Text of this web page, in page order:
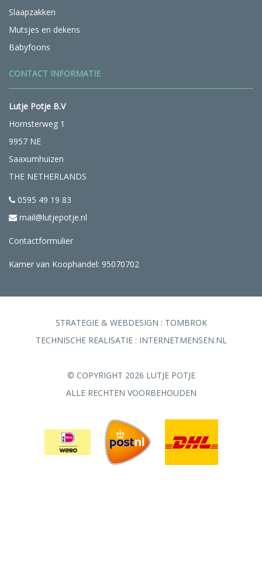
Slaapzakken
Mutsjes en dekens
Babyfoons
CONTACT INFORMATIE
Lutje Potje B.V
Hornsterweg 1
9957 NE
Saaxumhuizen
THE NETHERLANDS
0595 49 19 83
mail@lutjepotje.nl
Contactformulier
Kamer van Koophandel: 95070702
STRATEGIE & WEBDESIGN : TOMBROK
TECHNISCHE REALISATIE : INTERNETMENSEN.NL
© COPYRIGHT 2026 LUTJE POTJE
ALLE RECHTEN VOORBEHOUDEN